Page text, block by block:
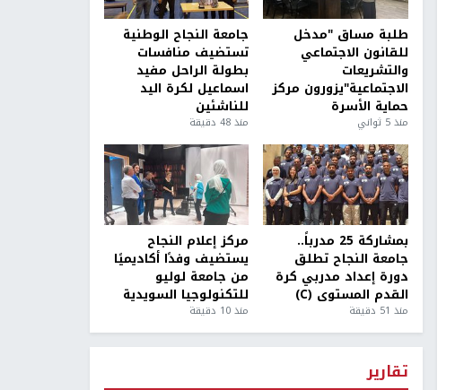
طلبة مساق "مدخل
للقانون الاجتماعي
والتشريعات
الاجتماعية"يزورون مركز
حماية الأسرة
منذ 5 ثواني
جامعة النجاح الوطنية
تستضيف منافسات
بطولة الراحل مفيد
اسماعيل لكرة اليد
للناشئين
منذ 48 دقيقة
بمشاركة 25 مدرباً..
جامعة النجاح تطلق
دورة إعداد مدربي كرة
القدم المستوى (C)
منذ 51 دقيقة
مركز إعلام النجاح
يستضيف وفدًا أكاديميًا
من جامعة لوليو
للتكنولوجيا السويدية
منذ 10 دقيقة
تقارير